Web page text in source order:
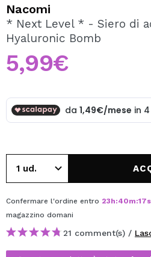
Creando un account su
acquisti velocemente,
Nacomi
* Next Level * - Siero di
Hyaluronic Bomb
5,99€
Confermare l'ordine entro 23h:40m:16s
magazzino domani
21 comment(s) /